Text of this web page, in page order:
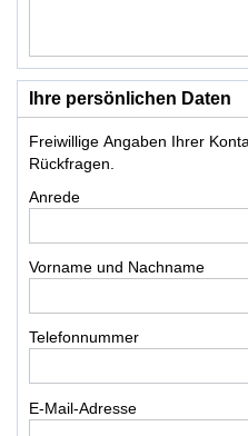
Ihre persönlichen Daten
Freiwillige Angaben Ihrer
Rückfragen.
Anrede
Vorname und Nachname
Telefonnummer
E-Mail-Adresse